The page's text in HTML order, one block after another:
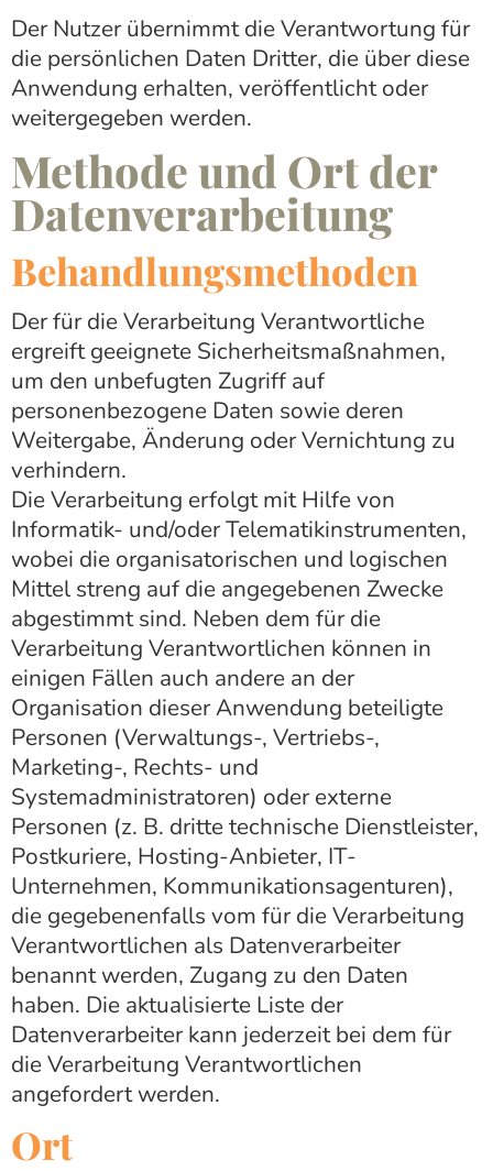
Der Nutzer übernimmt die Verantwortung für
die persönlichen Daten Dritter, die über diese
Anwendung erhalten, veröffentlicht oder
weitergegeben werden.
Methode und Ort der
Datenverarbeitung
Behandlungsmethoden
Der für die Verarbeitung Verantwortliche
ergreift geeignete Sicherheitsmaßnahmen,
um den unbefugten Zugriff auf
personenbezogene Daten sowie deren
Weitergabe, Änderung oder Vernichtung zu
verhindern.
Die Verarbeitung erfolgt mit Hilfe von
Informatik- und/oder Telematikinstrumenten,
wobei die organisatorischen und logischen
Mittel streng auf die angegebenen Zwecke
abgestimmt sind. Neben dem für die
Verarbeitung Verantwortlichen können in
einigen Fällen auch andere an der
Organisation dieser Anwendung beteiligte
Personen (Verwaltungs-, Vertriebs-,
Marketing-, Rechts- und
Systemadministratoren) oder externe
Personen (z. B. dritte technische Dienstleister,
Postkuriere, Hosting-Anbieter, IT-
Unternehmen, Kommunikationsagenturen),
die gegebenenfalls vom für die Verarbeitung
Verantwortlichen als Datenverarbeiter
benannt werden, Zugang zu den Daten
haben. Die aktualisierte Liste der
Datenverarbeiter kann jederzeit bei dem für
die Verarbeitung Verantwortlichen
angefordert werden.
Ort